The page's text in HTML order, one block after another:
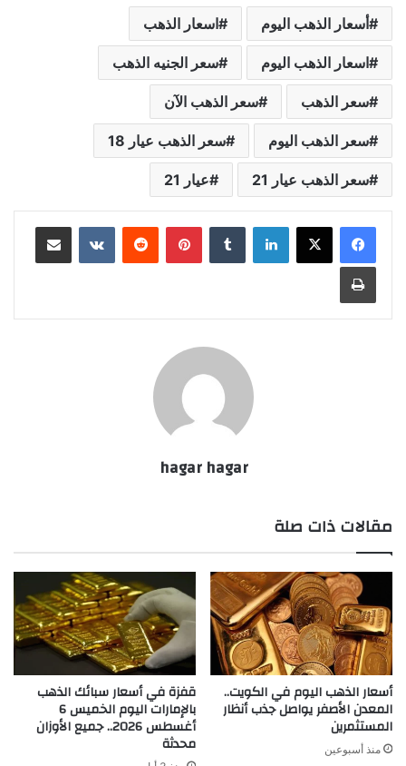
أسعار الذهب اليوم اسعار الذهب
اسعار الذهب اليوم سعر الجنيه الذهب
سعر الذهب سعر الذهب الآن
سعر الذهب اليوم سعر الذهب عيار 18
سعر الذهب عيار 21 عيار 21
لينكدإن بينتيريست مشاركة عبر البريد
طباعة
hagar hagar
مقالات ذات صلة
أسعار الذهب اليوم في الكويت..
المعدن الأصفر يواصل جذب أنظار
المستثمرين
منذ أسبوعين
قفزة في أسعار سبائك الذهب
بالإمارات اليوم الخميس 6
أغسطس 2026.. جميع الأوزان
محدثة